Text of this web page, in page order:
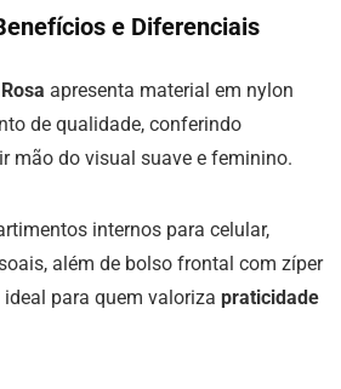
e Diferenciais
apresenta material em nylon
de qualidade, conferindo
mão do visual suave e feminino.
internos para celular,
além de bolso frontal com zíper
para quem valoriza praticidade